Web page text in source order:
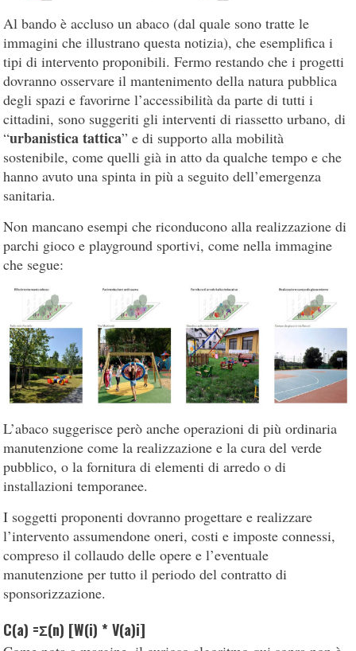
Al bando è accluso un abaco (dal quale sono tratte le
immagini che illustrano questa notizia), che esemplifica i
tipi di intervento proponibili. Fermo restando che i progetti
dovranno osservare il mantenimento della natura pubblica
degli spazi e favorirne l’accessibilità da parte di tutti i
cittadini, sono suggeriti gli interventi di riassetto urbano, di
“urbanistica tattica” e di supporto alla mobilità
sostenibile, come quelli già in atto da qualche tempo e che
hanno avuto una spinta in più a seguito dell’emergenza
sanitaria.
Non mancano esempi che riconducono alla realizzazione di
parchi gioco e playground sportivi, come nella immagine
che segue:
L’abaco suggerisce però anche operazioni di più ordinaria
manutenzione come la realizzazione e la cura del verde
pubblico, o la fornitura di elementi di arredo o di
installazioni temporanee.
I soggetti proponenti dovranno progettare e realizzare
l’intervento assumendone oneri, costi e imposte connessi,
compreso il collaudo delle opere e l’eventuale
manutenzione per tutto il periodo del contratto di
sponsorizzazione.
C(a) =Σ(n) [W(i) * V(a)i]